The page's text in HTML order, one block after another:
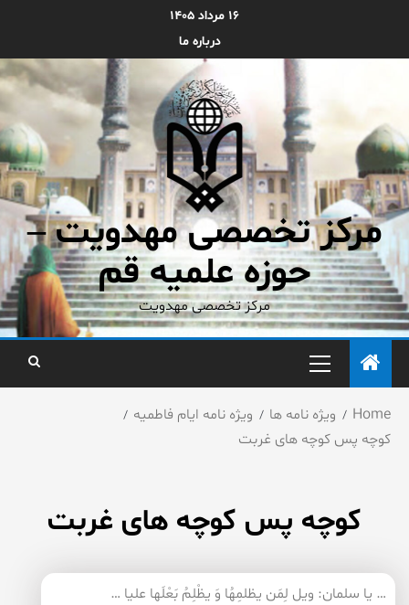
۱۶ مرداد ۱۴۰۵
درباره ما
مرکز تخصصی مهدویت –
حوزه علمیه قم
مرکز تخصصی مهدویت
Home ویژه نامه ها
ویژه نامه ایام فاطمیه
كوچه پس كوچه های غربت
كوچه پس كوچه های غربت
… یا سلمان: ویل لِمَن یظلمِهُا وَ یظْلِمُ بَعْلَها علیا …